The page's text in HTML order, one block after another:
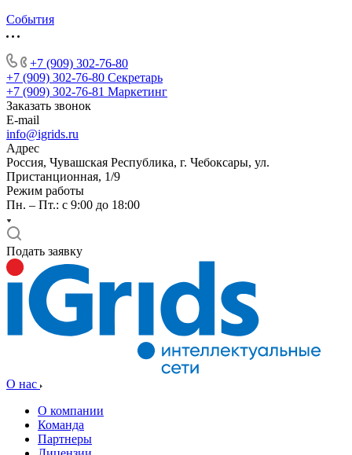
События
+7 (909) 302-76-80
+7 (909) 302-76-80 Секретарь
+7 (909) 302-76-81 Маркетинг
Заказать звонок
E-mail
info@igrids.ru
Адрес
Россия, Чувашская Республика, г. Чебоксары, ул.
Пристанционная, 1/9
Режим работы
Пн. – Пт.: с 9:00 до 18:00
Подать заявку
О нас
О компании
Команда
Партнеры